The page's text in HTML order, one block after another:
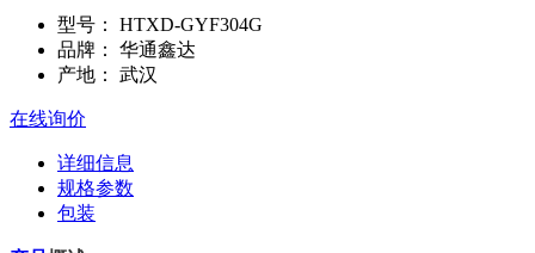
型号：
HTXD-GYF304G
品牌：
华通鑫达
产地：
武汉
在线询价
详细信息
规格参数
包装